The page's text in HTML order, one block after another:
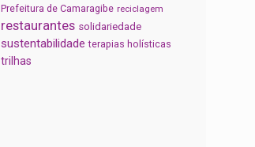
Prefeitura de Camaragibe reciclagem
restaurantes solidariedade
sustentabilidade terapias holísticas
trilhas